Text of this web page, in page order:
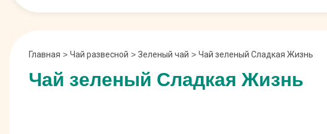
Главная > Чай развесной > Зеленый чай > Чай зеленый Сладкая Жизнь
Чай зеленый Сладкая Жизнь